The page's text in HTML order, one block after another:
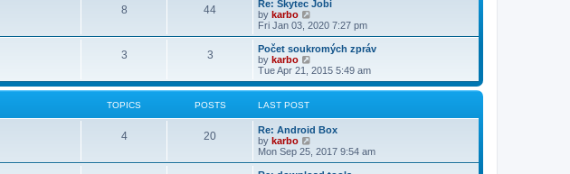
8 44
Re: Skytec Jobi
by karbo
i
e
w
h
l
e
s
p
o
Fri Jan 03, 2020 7:27 pm
3 3
Počet soukromých zpráv
by karbo
i
e
w
l
t
e
Tue Apr 21, 2015 5:49 am
TOPICS POSTS LAST POST
4 20
Re: Android Box
by karbo
e
w
Mon Sep 25, 2017 9:54 am